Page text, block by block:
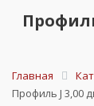
Главная
Профиль J 3,00